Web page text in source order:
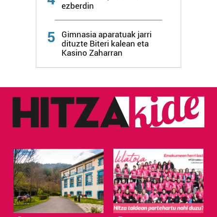
ezberdin
5
Gimnasia aparatuak jarri
dituzte Biteri kalean eta
Kasino Zaharran